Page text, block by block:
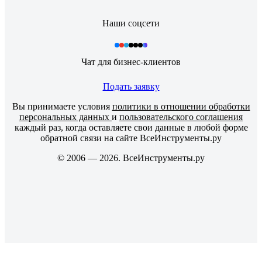
Наши соцсети
Чат для бизнес-клиентов
Подать заявку
Вы принимаете условия политики в отношении обработки
персональных данных и пользовательского соглашения
каждый раз, когда оставляете свои данные в любой форме
обратной связи на сайте ВсеИнструменты.ру
© 2006 — 2026. ВсеИнструменты.ру